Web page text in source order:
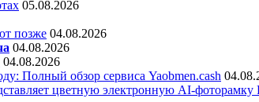
05.08.2026
позже 04.08.2026
04.08.2026
04.08.2026
Полный обзор сервиса Yaobmen.cash
цветную электронную AI-фоторамку